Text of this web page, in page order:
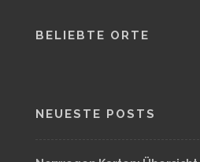
BELIEBTE ORTE
NEUESTE POSTS